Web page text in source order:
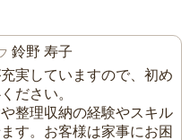
鈴野 寿子
実していますので、初め
ださい。
整理収納の経験やスキル
す。お客様は家事にお困